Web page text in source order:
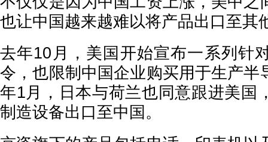
也让中国越来越难以将产品出口至其
去年10月，美国开始宣布一系列针
令，也限制中国企业购买用于生产半
年1月，日本与荷兰也同意跟进美国
制造设备出口至中国。